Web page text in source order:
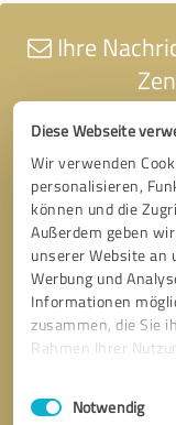
Diese Webseite
Wir verwenden
personalisieren,
können und die
Außerdem geben
unserer Website an
Werbung und
Informationen
zusammen, die Sie
Rahmen Ihrer
Impressum
Einwilligungsauswahl
Notwendig
Ihre